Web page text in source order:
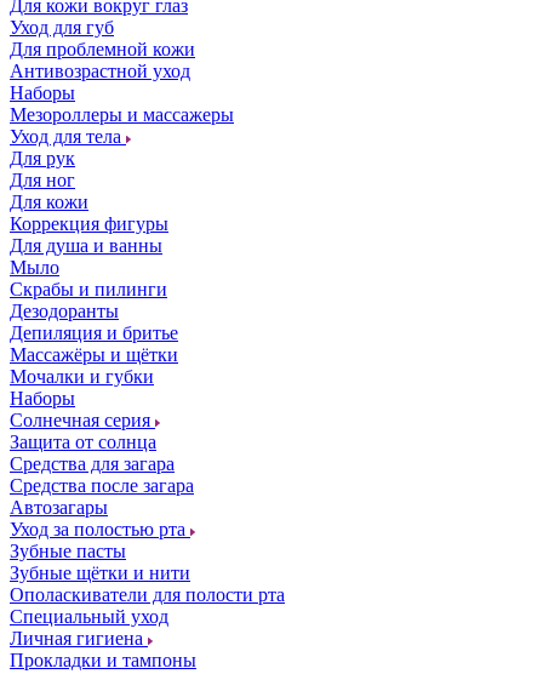
Для кожи вокруг глаз
Уход для губ
Для проблемной кожи
Антивозрастной уход
Наборы
Мезороллеры и массажеры
Уход для тела
Для рук
Для ног
Для кожи
Коррекция фигуры
Для душа и ванны
Мыло
Скрабы и пилинги
Дезодоранты
Депиляция и бритье
Массажёры и щётки
Мочалки и губки
Наборы
Солнечная серия
Защита от солнца
Средства для загара
Средства после загара
Автозагары
Уход за полостью рта
Зубные пасты
Зубные щётки и нити
Ополаскиватели для полости рта
Специальный уход
Личная гигиена
Прокладки и тампоны